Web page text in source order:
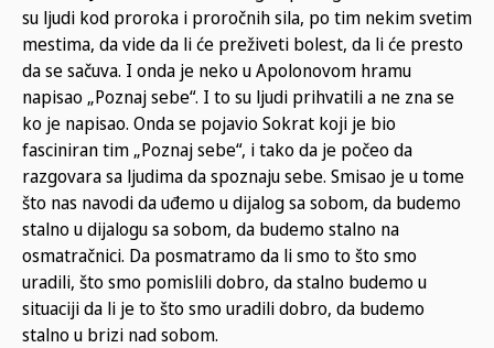
su ljudi kod proroka i proročnih sila, po tim nekim svetim
mestima, da vide da li će preživeti bolest, da li će presto
da se sačuva. I onda je neko u Apolonovom hramu
napisao „Poznaj sebe“. I to su ljudi prihvatili a ne zna se
ko je napisao. Onda se pojavio Sokrat koji je bio
fasciniran tim „Poznaj sebe“, i tako da je počeo da
razgovara sa ljudima da spoznaju sebe. Smisao je u tome
što nas navodi da uđemo u dijalog sa sobom, da budemo
stalno u dijalogu sa sobom, da budemo stalno na
osmatračnici. Da posmatramo da li smo to što smo
uradili, što smo pomislili dobro, da stalno budemo u
situaciji da li je to što smo uradili dobro, da budemo
stalno u brizi nad sobom.